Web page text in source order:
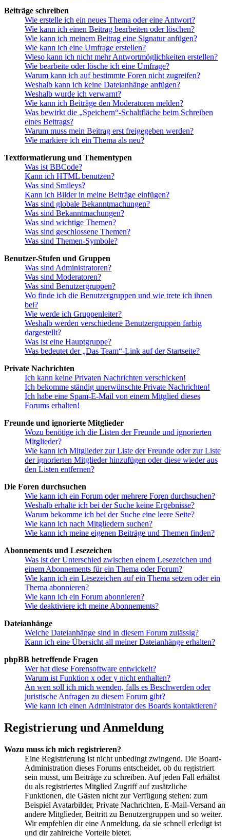
Beiträge schreiben
Wie erstelle ich ein neues Thema oder eine Antwort?
Wie kann ich einen Beitrag bearbeiten oder löschen?
Wie kann ich meinem Beitrag eine Signatur anfügen?
Wie kann ich eine Umfrage erstellen?
Wieso kann ich nicht mehr Antwortmöglichkeiten erstellen?
Wie bearbeite oder lösche ich eine Umfrage?
Warum kann ich auf bestimmte Foren nicht zugreifen?
Weshalb kann ich keine Dateianhänge anfügen?
Weshalb wurde ich verwarnt?
Wie kann ich Beiträge den Moderatoren melden?
Was bewirkt die „Speichern“-Schaltfläche beim Schreiben
eines Beitrags?
Warum muss mein Beitrag erst freigegeben werden?
Wie markiere ich ein Thema als neu?
Textformatierung und Thementypen
Was ist BBCode?
Kann ich HTML benutzen?
Was sind Smileys?
Kann ich Bilder in meine Beiträge einfügen?
Was sind globale Bekanntmachungen?
Was sind Bekanntmachungen?
Was sind wichtige Themen?
Was sind geschlossene Themen?
Was sind Themen-Symbole?
Benutzer-Stufen und Gruppen
Was sind Administratoren?
Was sind Moderatoren?
Was sind Benutzergruppen?
Wo finde ich die Benutzergruppen und wie trete ich ihnen
bei?
Wie werde ich Gruppenleiter?
Weshalb werden verschiedene Benutzergruppen farbig
dargestellt?
Was ist eine Hauptgruppe?
Was bedeutet der „Das Team“-Link auf der Startseite?
Private Nachrichten
Ich kann keine Privaten Nachrichten verschicken!
Ich bekomme ständig unerwünschte Private Nachrichten!
Ich habe eine Spam-E-Mail von einem Mitglied dieses
Forums erhalten!
Freunde und ignorierte Mitglieder
Wozu benötige ich die Listen der Freunde und ignorierten
Mitglieder?
Wie kann ich Mitglieder zur Liste der Freunde oder zur Liste
der ignorierten Mitglieder hinzufügen oder diese wieder aus
den Listen entfernen?
Die Foren durchsuchen
Wie kann ich ein Forum oder mehrere Foren durchsuchen?
Weshalb erhalte ich bei der Suche keine Ergebnisse?
Warum bekomme ich bei der Suche eine leere Seite?
Wie kann ich nach Mitgliedern suchen?
Wie kann ich meine eigenen Beiträge und Themen finden?
Abonnements und Lesezeichen
Was ist der Unterschied zwischen einem Lesezeichen und
einem Abonnements für ein Thema oder Forum?
Wie kann ich ein Lesezeichen auf ein Thema setzen oder ein
Thema abonnieren?
Wie kann ich ein Forum abonnieren?
Wie deaktiviere ich meine Abonnements?
Dateianhänge
Welche Dateianhänge sind in diesem Forum zulässig?
Kann ich eine Übersicht all meiner Dateianhänge erhalten?
phpBB betreffende Fragen
Wer hat diese Forensoftware entwickelt?
Warum ist Funktion x oder y nicht enthalten?
An wen soll ich mich wenden, falls es Beschwerden oder
juristische Anfragen zu diesem Forum gibt?
Wie kann ich einen Administrator des Boards kontaktieren?
Registrierung und Anmeldung
Wozu muss ich mich registrieren?
Eine Registrierung ist nicht unbedingt zwingend. Die Board-
Administration dieses Forums entscheidet, ob du registriert
sein musst, um Beiträge zu schreiben. Auf jeden Fall erhältst
du als registriertes Mitglied Zugriff auf zusätzliche
Funktionen, die Gästen nicht zur Verfügung stehen: zum
Beispiel Avatarbilder, Private Nachrichten, E-Mail-Versand an
andere Mitglieder, Beitritt zu Benutzergruppen und so weiter.
Wir empfehlen dir eine Anmeldung, da sie schnell erledigt ist
und dir zahlreiche Vorteile bietet.